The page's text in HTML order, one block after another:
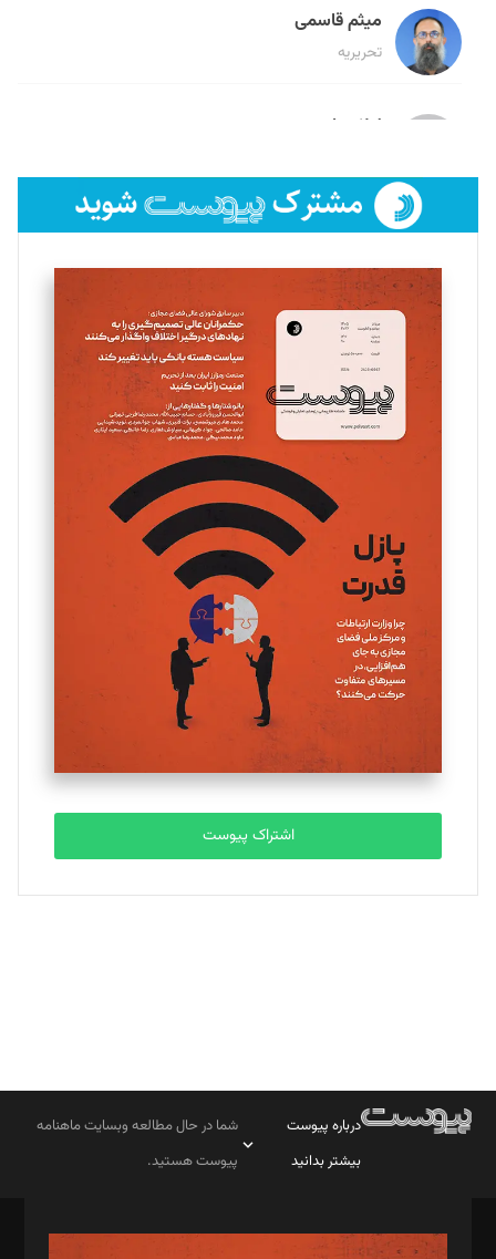
میثم قاسمی
تحریریه
لیلا حنارود
فائزه فتحی رستمی
تحریریه
سروش کرمیان
تحریریه
مینا پاکدل
یسنا امان‌پور
تحریریه
ملینا جعفری
تحریریه
مصطفی مسجدی آرانی
تحریریه
بابک نقاش
تحریریه
اشتراک پیوست
درباره پیوست
بیشتر بدانید
شما در حال مطالعه وبسایت ماهنامه
پیوست هستید.
مدیر مسئول: محمدباقر اثنی‌عشری